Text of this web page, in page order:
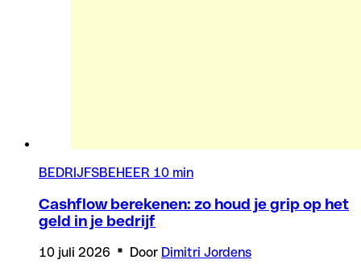
BEDRIJFSBEHEER 10 min
Cashflow berekenen: zo houd je grip op het
geld in je bedrijf
10 juli 2026 Door Dimitri Jordens